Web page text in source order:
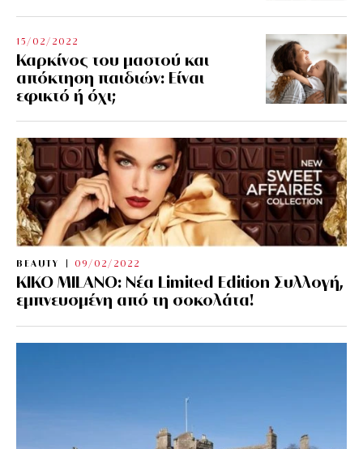
15/02/2022
Καρκίνος του μαστού και
απόκτηση παιδιών: Είναι
εφικτό ή όχι;
BEAUTY 09/02/2022
KIKO MILANO: Νέα Limited Edition Συλλογή,
εμπνευσμένη από τη σοκολάτα!